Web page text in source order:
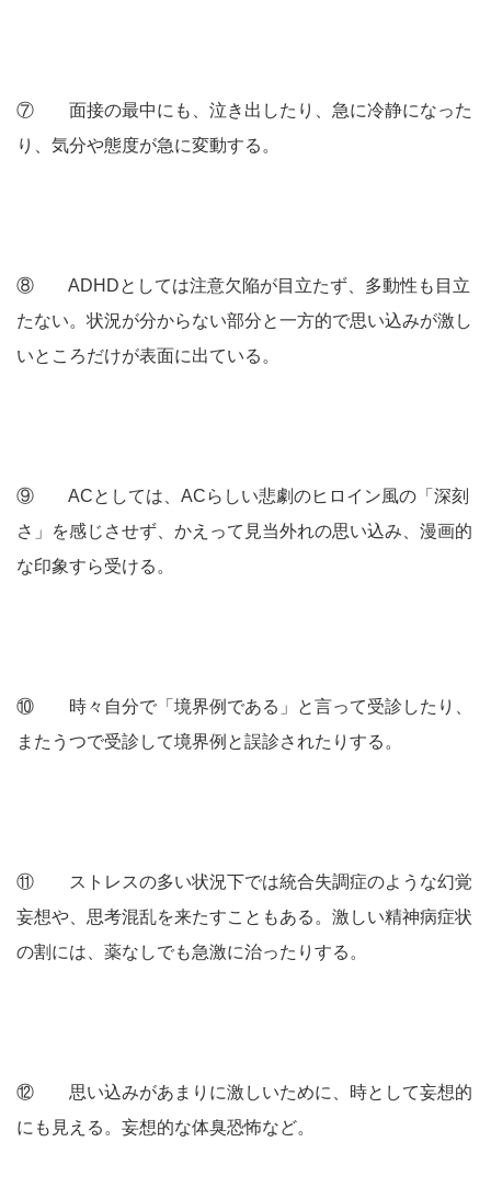
⑦ 面接の最中にも、泣き出したり、急に冷静になった
り、気分や態度が急に変動する。
⑧ ADHDとしては注意欠陥が目立たず、多動性も目立
たない。状況が分からない部分と一方的で思い込みが激し
いところだけが表面に出ている。
⑨ ACとしては、ACらしい悲劇のヒロイン風の「深刻
さ」を感じさせず、かえって見当外れの思い込み、漫画的
な印象すら受ける。
⑩ 時々自分で「境界例である」と言って受診したり、
またうつで受診して境界例と誤診されたりする。
⑪ ストレスの多い状況下では統合失調症のような幻覚
妄想や、思考混乱を来たすこともある。激しい精神病症状
の割には、薬なしでも急激に治ったりする。
⑫ 思い込みがあまりに激しいために、時として妄想的
にも見える。妄想的な体臭恐怖など。